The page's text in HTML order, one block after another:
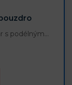
s podélným…